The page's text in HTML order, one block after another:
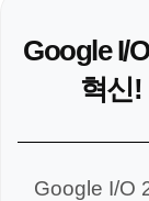
Google I/
혁신
Google I/O